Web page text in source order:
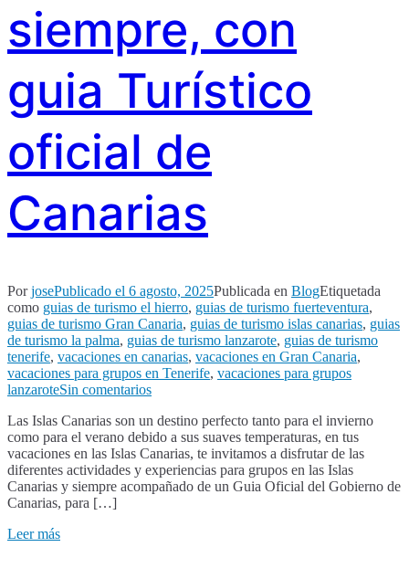
siempre, con
guia Turístico
oficial de
Canarias
PorjosePublicado el 6 agosto, 2025Publicada en BlogEtiquetada
como guias de turismo el hierro, guias de turismo fuerteventura,
guias de turismo Gran Canaria, guias de turismo islas canarias, guias
de turismo la palma, guias de turismo lanzarote, guias de turismo
tenerife, vacaciones en canarias, vacaciones en Gran Canaria,
vacaciones para grupos en Tenerife, vacaciones para grupos
lanzaroteSin comentariosen
Islas
Canarias,
un
paraiso
también
Las Islas Canarias son un destino perfecto tanto para el invierno
como para el verano debido a sus suaves temperaturas, en tus
vacaciones en las Islas Canarias, te invitamos a disfrutar de las
diferentes actividades y experiencias para grupos en las Islas
Canarias y siempre acompañado de un Guia Oficial del Gobierno de
Canarias, para […]
Leer más